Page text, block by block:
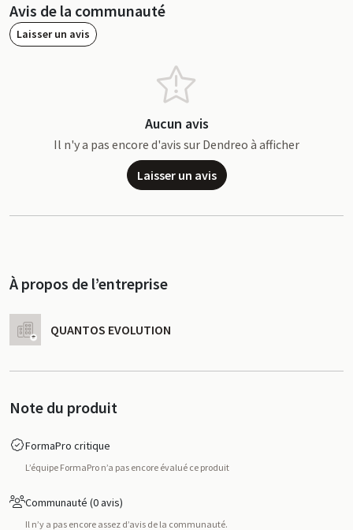
Avis de la communauté
Laisser un avis
Aucun avis
Il n'y a pas encore d'avis sur Dendreo à afficher
Laisser un avis
À propos de l’entreprise
QUANTOS EVOLUTION
Note du produit
FormaPro critique
L’équipe FormaPro n’a pas encore évalué ce produit
Communauté (0 avis)
Il n’y a pas encore assez d’avis de la communauté.